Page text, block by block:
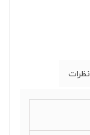
نظرات